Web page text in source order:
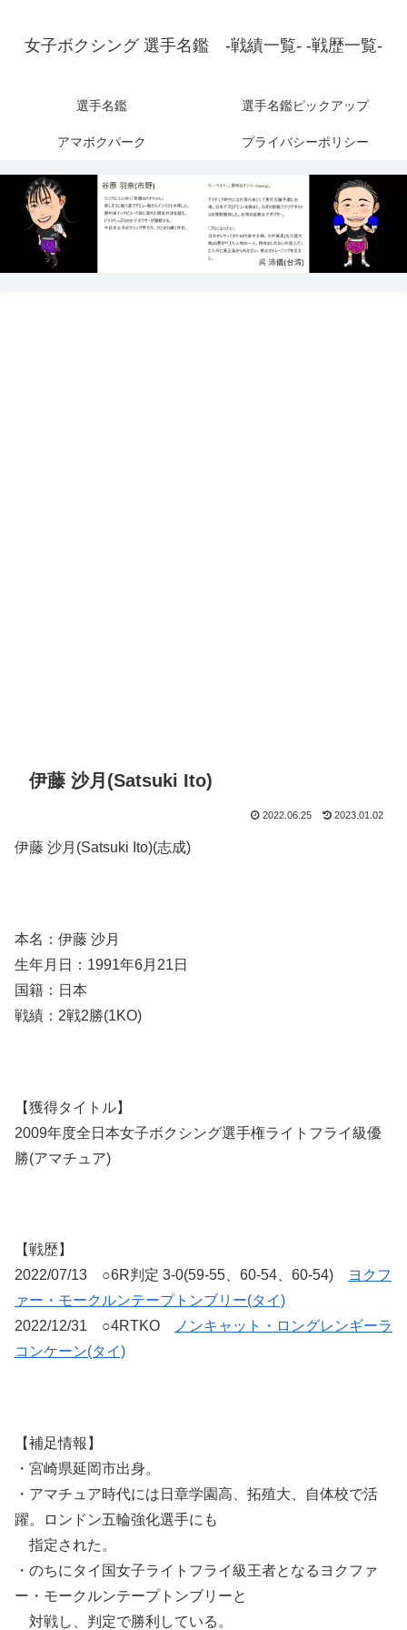
女子ボクシング 選手名鑑 -戦績一覧- -戦歴一覧-
選手名鑑 選手名鑑ピックアップ
アマボクパーク プライバシーポリシー
伊藤 沙月(Satsuki Ito)
2022.06.25 2023.01.02
伊藤 沙月(Satsuki Ito)(志成)
本名：伊藤 沙月
生年月日：1991年6月21日
国籍：日本
戦績：2戦2勝(1KO)
【獲得タイトル】
2009年度全日本女子ボクシング選手権ライトフライ級優
勝(アマチュア)
【戦歴】
2022/07/13 ○6R判定 3-0(59-55、60-54、60-54)
ヨクフ
ァー・モークルンテープトンブリー(タイ)
2022/12/31 ○4RTKO
ノンキャット・ロングレンギーラ
コンケーン(タイ)
【補足情報】
・宮崎県延岡市出身。
・アマチュア時代には日章学園高、拓殖大、自体校で活
躍。ロンドン五輪強化選手にも
指定された。
・のちにタイ国女子ライトフライ級王者となるヨクファ
ー・モークルンテープトンブリーと
対戦し、判定で勝利している。